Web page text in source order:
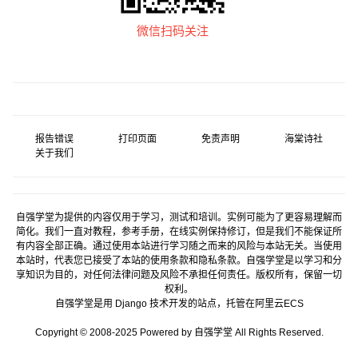
微信扫码关注
报告错误 打印页面 免责声明
海棠诗社
关于我们
自强学堂为提供的内容仅用于学习，测试和培训。实例可能为了更容易理解而
简化。我们一直对教程，参考手册，在线实例保持修订，但是我们不能保证所
有内容全部正确。通过使用本站进行学习随之而来的风险与本站无关。当使用
本站时，代表您已接受了本站的使用条款和隐私条款。自强学堂是以学习和分
享知识为目的，对任何法律问题及风险不承担任何责任。版权所有，保留一切
权利。
自强学堂是用 Django技术开发的站点，托管在阿里云ECS
Copyright © 2008-2025 Powered by 自强学堂 All Rights Reserved.